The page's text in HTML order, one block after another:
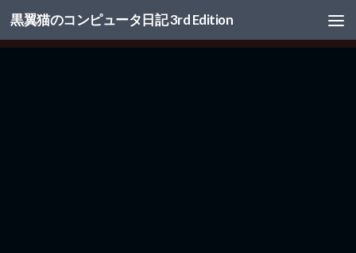
コンテンツへスキップ
黒翼猫のコンピュータ日記 3rd Edition